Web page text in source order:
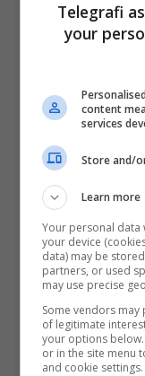
Telegrafi
your
content
services
Store and/
Learn more
Your personal
your device
data) may be
partners, or used
may use precise
Some vendors
of legitimate
your options
or in the site menu
and cookie settings.